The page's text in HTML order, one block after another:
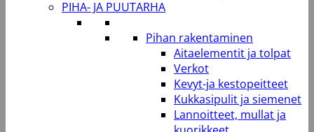
PIHA- JA PUUTARHA
Pihan rakentaminen
Aitaelementit ja tolpat
Verkot
Kevyt-ja kestopeitteet
Kukkasipulit ja siemenet
Lannoitteet, mullat ja